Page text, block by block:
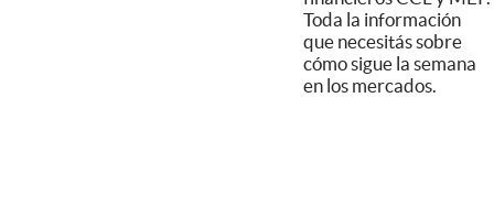
Toda la información
que necesitás sobre
cómo sigue la semana
en los mercados.